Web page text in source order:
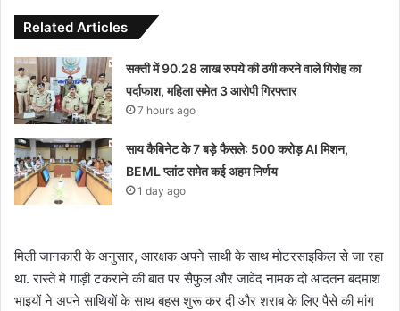
Related Articles
सक्ती में 90.28 लाख रुपये की ठगी करने वाले गिरोह का
पर्दाफाश, महिला समेत 3 आरोपी गिरफ्तार
7 hours ago
साय कैबिनेट के 7 बड़े फैसले: 500 करोड़ AI मिशन,
BEML प्लांट समेत कई अहम निर्णय
1 day ago
मिली जानकारी के अनुसार, आरक्षक अपने साथी के साथ मोटरसाइकिल से जा रहा
था. रास्ते मे गाड़ी टकराने की बात पर सैफुल और जावेद नामक दो आदतन बदमाश
भाइयों ने अपने साथियों के साथ बहस शुरू कर दी और शराब के लिए पैसे की मांग